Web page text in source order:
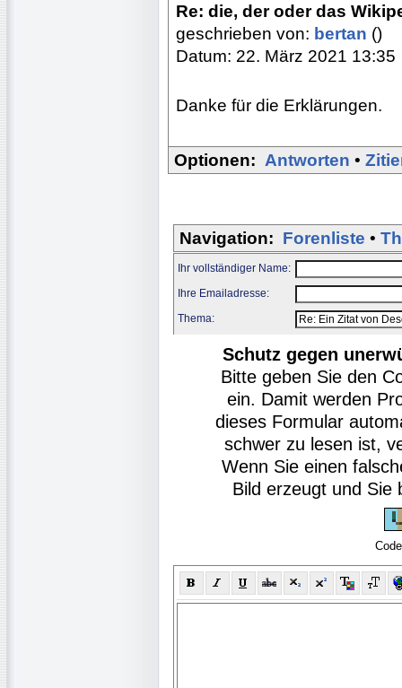
Re: die, der oder das
geschrieben von: bertan ()
Datum: 22. März 2021 13:35
Danke für die Erklärungen.
Optionen: Antworten •
Navigation: Forenliste •
Ihr vollständiger Name:
Ihre Emailadresse:
Thema:
Schutz gegen
Bitte geben Sie den
ein. Damit werden
dieses Formular
schwer zu lesen ist,
Wenn Sie einen
Bild erzeugt und Sie